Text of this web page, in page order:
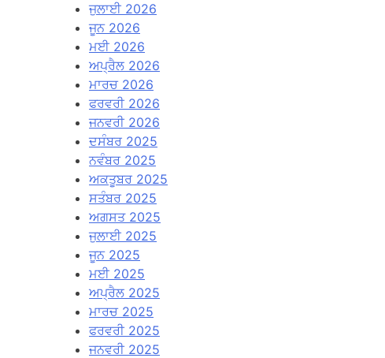
ਜੁਲਾਈ 2026
ਜੂਨ 2026
ਮਈ 2026
ਅਪ੍ਰੈਲ 2026
ਮਾਰਚ 2026
ਫਰਵਰੀ 2026
ਜਨਵਰੀ 2026
ਦਸੰਬਰ 2025
ਨਵੰਬਰ 2025
ਅਕਤੂਬਰ 2025
ਸਤੰਬਰ 2025
ਅਗਸਤ 2025
ਜੁਲਾਈ 2025
ਜੂਨ 2025
ਮਈ 2025
ਅਪ੍ਰੈਲ 2025
ਮਾਰਚ 2025
ਫਰਵਰੀ 2025
ਜਨਵਰੀ 2025